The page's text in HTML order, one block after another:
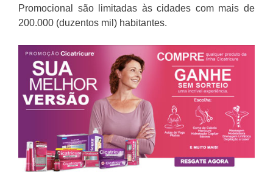
Promocional são limitadas às cidades com mais de
200.000 (duzentos mil) habitantes.